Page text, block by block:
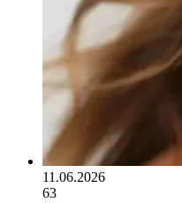
11.06.2026
63